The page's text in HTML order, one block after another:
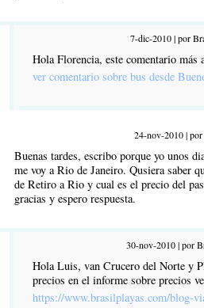
7-dic-2010 | por
Hola Florencia, este comentario más
ver comentario sobre bus desde
24-nov-2010 |
Buenas tardes, escribo porque yo unos
me voy a Rio de Janeiro. Qusiera saber
de Retiro a Rio y cual es el precio del
gracias y espero respuesta.
30-nov-2010 | por
Hola Luis, van Crucero del Norte y
precios en el informe sobre precios
https://www.brasilplayas.com/blog-